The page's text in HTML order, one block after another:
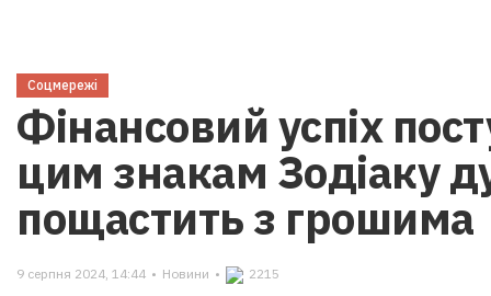
Соцмережі
Фінансовий успіх
цим знакам Зодіаку
пощастить з грошима
9 серпня 2024, 14:44 • Новини • 2215